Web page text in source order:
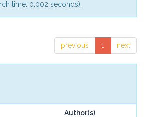
time: 0.002 seconds).
previous 1 next
Author(s)